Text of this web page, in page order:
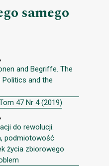
samego
and Begriffe. The
and the
47 Nr 4 (2019)
do rewolucji.
podmiotowość
życia zbiorowego